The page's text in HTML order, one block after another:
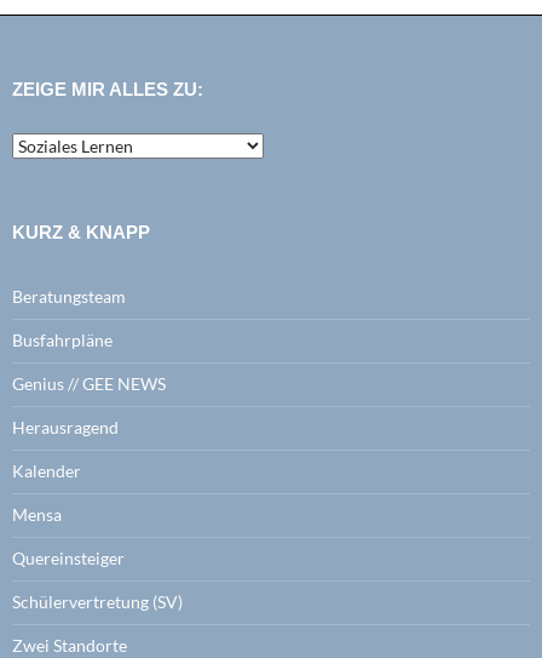
ZEIGE MIR ALLES ZU:
zeige
mir
KURZ & KNAPP
Beratungsteam
Busfahrpläne
Genius // GEE NEWS
Herausragend
Kalender
Mensa
Quereinsteiger
Schülervertretung (SV)
Zwei Standorte